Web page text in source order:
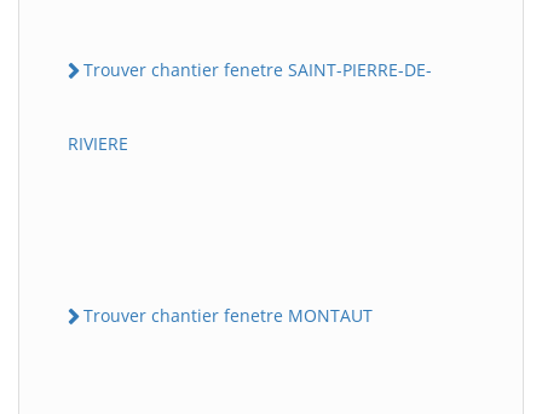
Trouver chantier fenetre SAINT-PIERRE-DE-
RIVIERE
Trouver chantier fenetre MONTAUT